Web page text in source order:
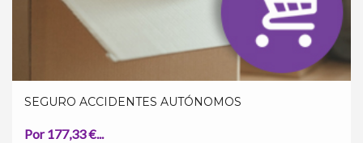
SEGURO ACCIDENTES AUTÓNOMOS
Por 177,33 €...